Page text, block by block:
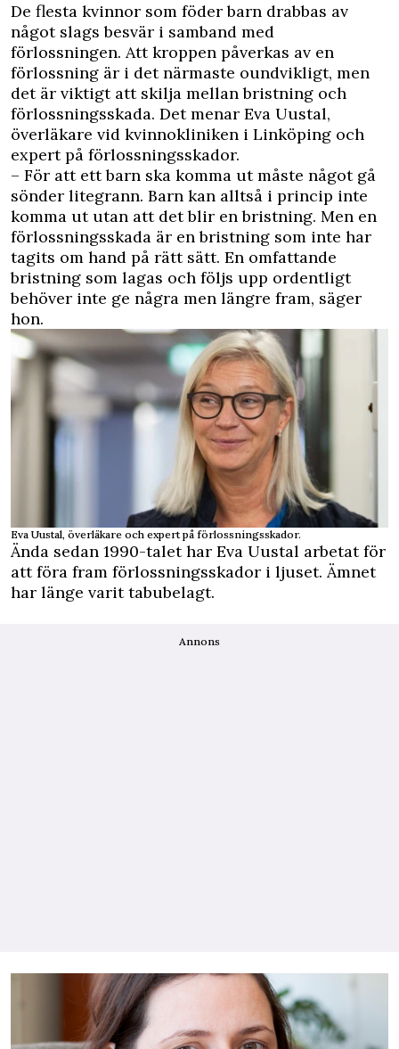
De flesta kvinnor som föder barn drabbas av
något slags besvär i samband med
förlossningen. Att kroppen påverkas av en
förlossning är i det närmaste oundvikligt, men
det är viktigt att skilja mellan bristning och
förlossningsskada. Det menar Eva Uustal,
överläkare vid kvinnokliniken i Linköping och
expert på förlossningsskador.
– För att ett barn ska komma ut måste något gå
sönder litegrann. Barn kan alltså i princip inte
komma ut utan att det blir en bristning. Men en
förlossningsskada är en bristning som inte har
tagits om hand på rätt sätt. En omfattande
bristning som lagas och följs upp ordentligt
behöver inte ge några men längre fram, säger
hon.
Eva Uustal, överläkare och expert på förlossningsskador.
Ända sedan 1990-talet har Eva Uustal arbetat för
att föra fram förlossningsskador i ljuset. Ämnet
har länge varit tabubelagt.
Annons